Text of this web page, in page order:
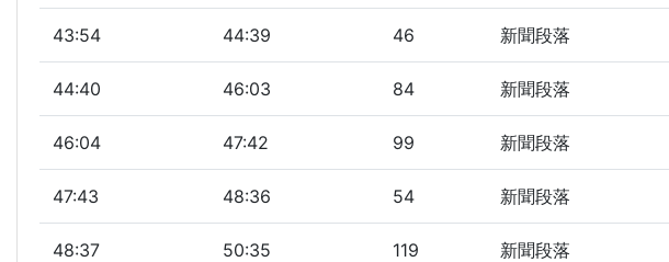
43:54 44:39 46 新聞段落
44:40 46:03 84 新聞段落
46:04 47:42 99 新聞段落
47:43 48:36 54 新聞段落
48:37 50:35 119 新聞段落